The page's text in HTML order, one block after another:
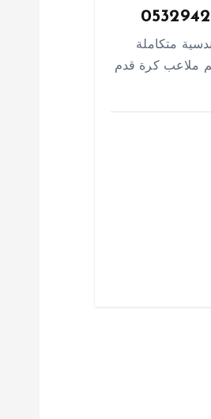
متكاملة
اتصل بنا: 0532942629. شركة تصميم ملاعب كرة قدم